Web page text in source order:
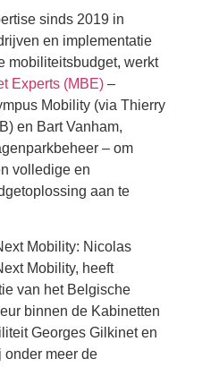
sinds 2019 in
en implementatie
mobiliteitsbudget, werkt
Experts (MBE) –
Mobility (via Thierry
en Bart Vanham,
– om
volledige en
aan te
Mobility: Nicolas
Mobility, heeft
van het Belgische
binnen de Kabinetten
Georges Gilkinet en
onder meer de